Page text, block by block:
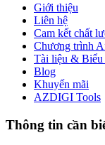
Giới thiệu
Liên hệ
Cam kết chất
Chương trình
Tài liệu & Biểu
Blog
Khuyến mãi
AZDIGI Tools
Thông tin cần